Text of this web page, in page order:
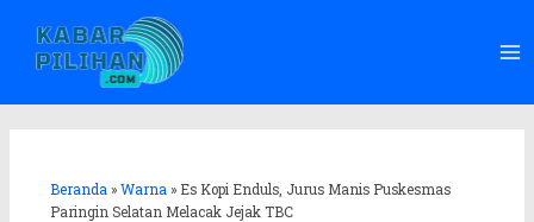
konten
Beranda » Warna » Es Kopi Enduls, Jurus Manis Puskesmas
Paringin Selatan Melacak Jejak TBC